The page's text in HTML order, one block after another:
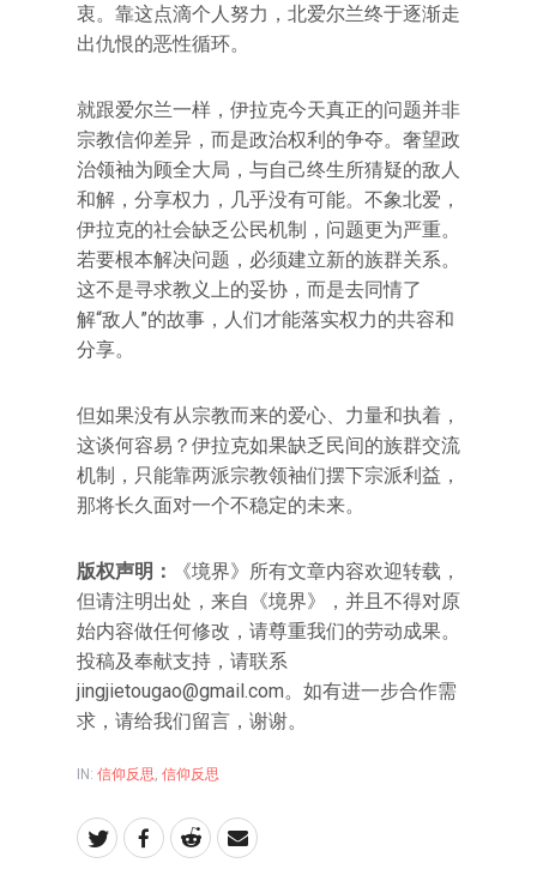
衷。靠这点滴个人努力，北爱尔兰终于逐渐走
出仇恨的恶性循环。
就跟爱尔兰一样，伊拉克今天真正的问题并非
宗教信仰差异，而是政治权利的争夺。奢望政
治领袖为顾全大局，与自己终生所猜疑的敌人
和解，分享权力，几乎没有可能。不象北爱，
伊拉克的社会缺乏公民机制，问题更为严重。
若要根本解决问题，必须建立新的族群关系。
这不是寻求教义上的妥协，而是去同情了
解“敌人”的故事，人们才能落实权力的共容和
分享。
但如果没有从宗教而来的爱心、力量和执着，
这谈何容易？伊拉克如果缺乏民间的族群交流
机制，只能靠两派宗教领袖们摆下宗派利益，
那将长久面对一个不稳定的未来。
版权声明：
《境界》所有文章内容欢迎转载，
但请注明出处，来自《境界》，并且不得对原
始内容做任何修改，请尊重我们的劳动成果。
投稿及奉献支持，请联系
jingjietougao@gmail.com。如有进一步合作需
求，请给我们留言，谢谢。
IN: 信仰反思 信仰反思